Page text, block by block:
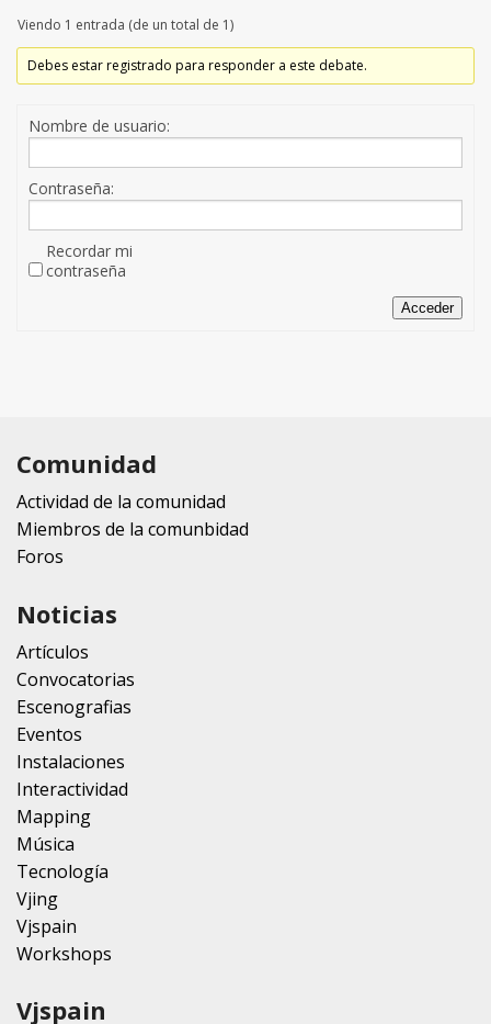
Viendo 1 entrada (de un total de 1)
Debes estar registrado para responder a este debate.
Nombre de usuario:
Contraseña:
Recordar mi
contraseña
Acceder
Comunidad
Actividad de la comunidad
Miembros de la comunbidad
Foros
Noticias
Artículos
Convocatorias
Escenografias
Eventos
Instalaciones
Interactividad
Mapping
Música
Tecnología
Vjing
Vjspain
Workshops
Vjspain